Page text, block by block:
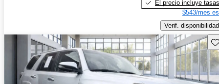
El precio incluye tasas
$543/mes
Verif. disponibilidad